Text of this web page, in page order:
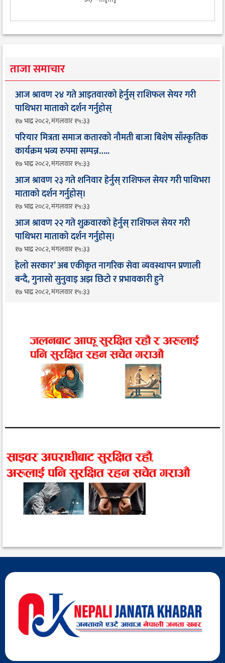
ताजा समाचार
आज श्रावण २४ गते आइतवारको हेर्नुस् राशिफल सेयर गरी
पाथिभरा माताको दर्शन गर्नुहोस्
१७ भाद्र २०८२, मंगलवार १५:३३
परियार मित्रता समाज कतारको नौमती बाजा बिशेष साँस्कृतिक
कार्यक्रम भव्य रुपमा सम्पन्न…..
१७ भाद्र २०८२, मंगलवार १५:३३
आज श्रावण २३ गते शनिवार हेर्नुस् राशिफल सेयर गरी पाथिभरा
माताको दर्शन गर्नुहोस्।
१७ भाद्र २०८२, मंगलवार १५:३३
आज श्रावण २२ गते शुक्रवारको हेर्नुस् राशिफल सेयर गरी
पाथिभरा माताको दर्शन गर्नुहोस्।
१७ भाद्र २०८२, मंगलवार १५:३३
हेलो सरकार’ अब एकीकृत नागरिक सेवा व्यवस्थापन प्रणाली
बन्दै, गुनासो सुनुवाइ अझ छिटो र प्रभावकारी हुने
१७ भाद्र २०८२, मंगलवार १५:३३